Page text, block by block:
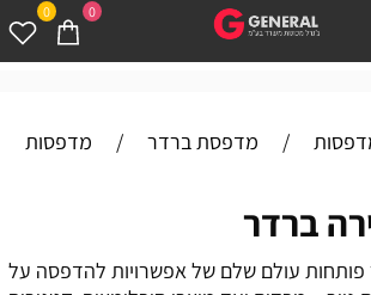
0 0
/ מדפסת ברדר /
מדפסות
ברדר
פותחות עולם שלם של אפשרויות להדפסה על